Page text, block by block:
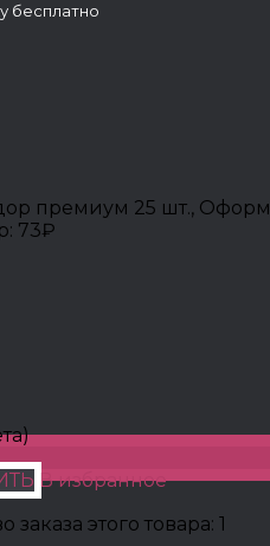
бесплатно
премиум 25 шт.,
73₽
В избранное
этого товара: 1